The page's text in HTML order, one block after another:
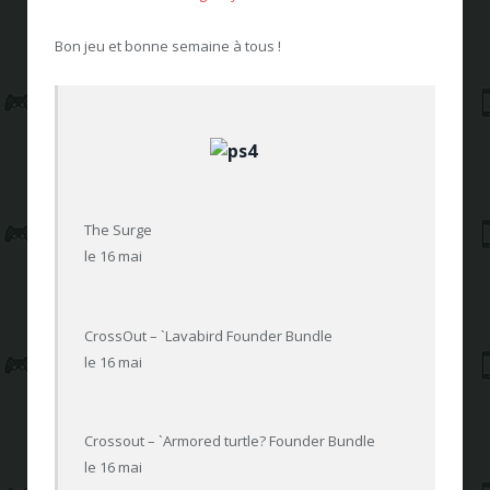
Bon jeu et bonne semaine à tous !
The Surge
le 16 mai
CrossOut – `Lavabird Founder Bundle
le 16 mai
Crossout – `Armored turtle? Founder Bundle
le 16 mai